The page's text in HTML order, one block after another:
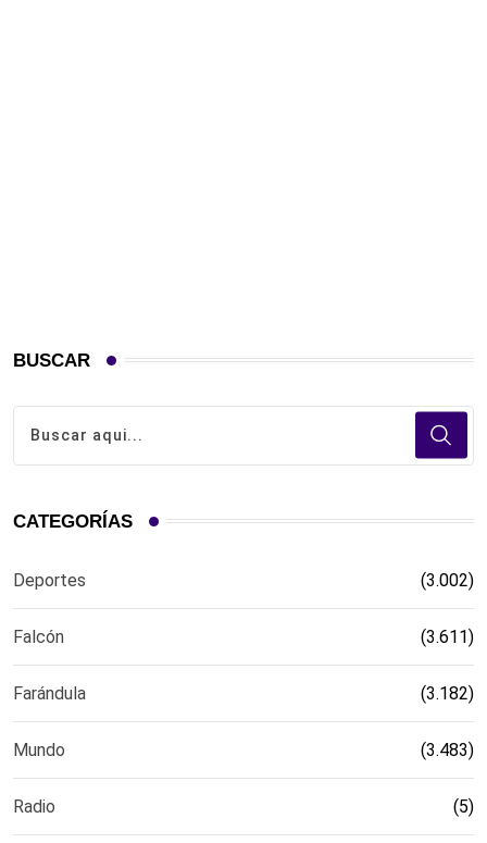
BUSCAR
CATEGORÍAS
Deportes (3.002)
Falcón (3.611)
Farándula (3.182)
Mundo (3.483)
Radio (5)